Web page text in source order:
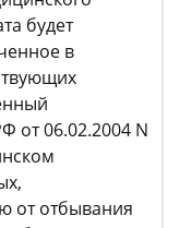
будет
в
от 06.02.2004 N
от отбывания